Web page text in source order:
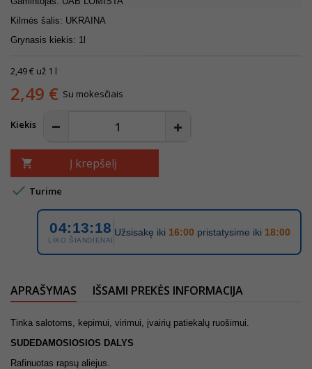
Kilmės šalis: UKRAINA
Grynasis kiekis: 1l
2,49 € už 1 l
2,49 € Su mokesčiais
Kiekis
 Į krepšelį
 Turime
04:13:18
LIKO ŠIANDIENAI
Užsisakę iki 16:00 pristatysime iki 18:00
APRAŠYMAS IŠSAMI PREKĖS INFORMACIJA
Tinka salotoms, kepimui, virimui, įvairių patiekalų ruošimui.
SUDEDAMOSIOSIOS DALYS
Rafinuotas rapsų aliejus.